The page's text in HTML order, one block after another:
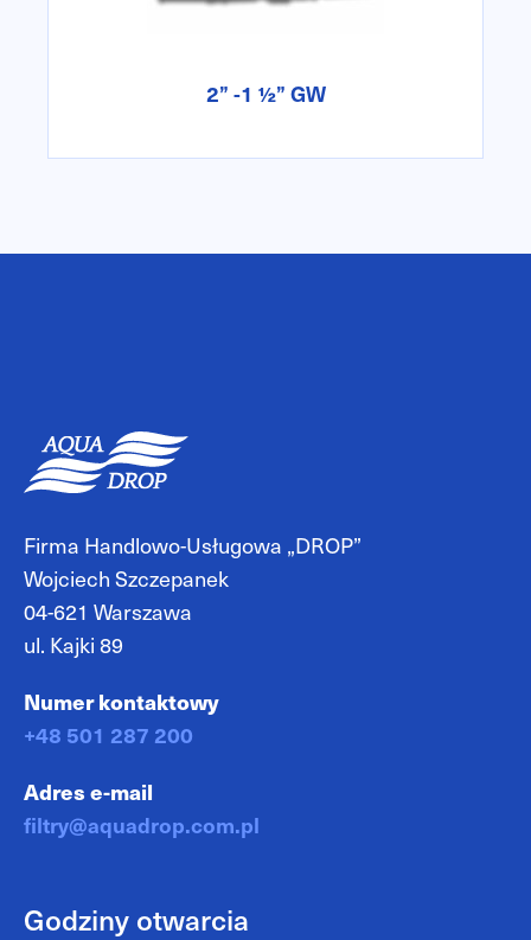
2” -1 ½” GW
Firma Handlowo-Usługowa „DROP”
Wojciech Szczepanek
04-621 Warszawa
ul. Kajki 89
Numer kontaktowy
+48 501 287 200
Adres e-mail
filtry@aquadrop.com.pl
Godziny otwarcia